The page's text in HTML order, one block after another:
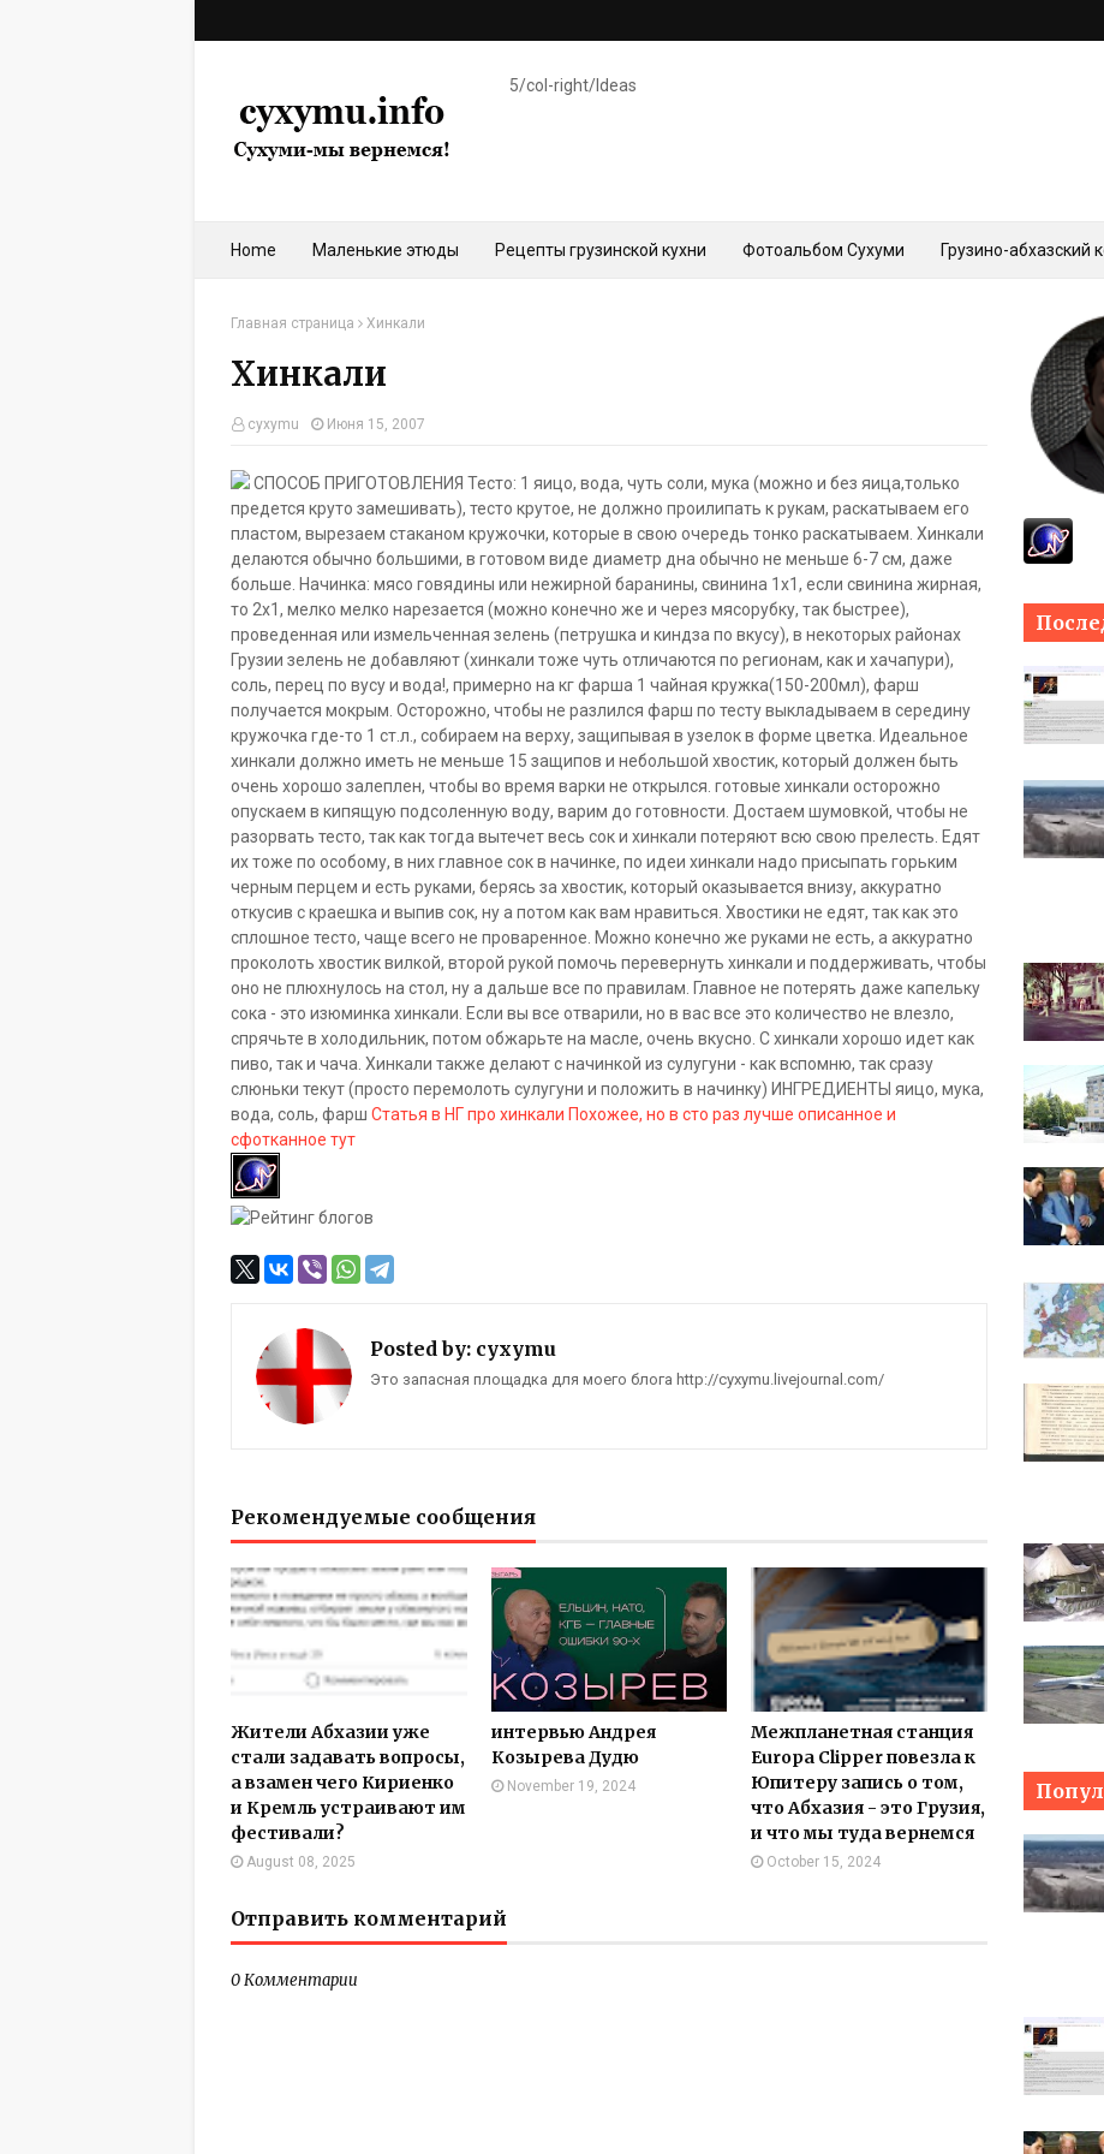
5/col-right/Ideas
Home Маленькие этюды Рецепты грузинской кухни Фотоальбом Сухуми Грузино-абхазский
Главная страница Хинкали
Хинкали
cyxymu Июня 15, 2007
СПОСОБ ПРИГОТОВЛЕНИЯ Тесто: 1 яицо, вода, чуть соли, мука (можно и без яица,только
предется круто замешивать), тесто крутое, не должно проилипать к рукам, раскатываем его
пластом, вырезаем стаканом кружочки, которые в свою очередь тонко раскатываем. Хинкали
делаются обычно большими, в готовом виде диаметр дна обычно не меньше 6-7 см, даже
больше. Начинка: мясо говядины или нежирной баранины, свинина 1х1, если свинина жирная,
то 2х1, мелко мелко нарезается (можно конечно же и через мясорубку, так быстрее),
проведенная или измельченная зелень (петрушка и киндза по вкусу), в некоторых районах
Грузии зелень не добавляют (хинкали тоже чуть отличаются по регионам, как и хачапури),
соль, перец по вусу и вода!, примерно на кг фарша 1 чайная кружка(150-200мл), фарш
получается мокрым. Осторожно, чтобы не разлился фарш по тесту выкладываем в середину
кружочка где-то 1 ст.л., собираем на верху, защипывая в узелок в форме цветка. Идеальное
хинкали должно иметь не меньше 15 защипов и небольшой хвостик, который должен быть
очень хорошо залеплен, чтобы во время варки не открылся. готовые хинкали осторожно
опускаем в кипящую подсоленную воду, варим до готовности. Достаем шумовкой, чтобы не
разорвать тесто, так как тогда вытечет весь сок и хинкали потеряют всю свою прелесть. Едят
их тоже по особому, в них главное сок в начинке, по идеи хинкали надо присыпать горьким
черным перцем и есть руками, берясь за хвостик, который оказывается внизу, аккуратно
откусив с краешка и выпив сок, ну а потом как вам нравиться. Хвостики не едят, так как это
сплошное тесто, чаще всего не проваренное. Можно конечно же руками не есть, а аккуратно
проколоть хвостик вилкой, второй рукой помочь перевернуть хинкали и поддерживать, чтобы
оно не плюхнулось на стол, ну а дальше все по правилам. Главное не потерять даже капельку
сока - это изюминка хинкали. Если вы все отварили, но в вас все это количество не влезло,
спрячьте в холодильник, потом обжарьте на масле, очень вкусно. С хинкали хорошо идет как
пиво, так и чача. Хинкали также делают с начинкой из сулугуни - как вспомню, так сразу
слюньки текут (просто перемолоть сулугуни и положить в начинку) ИНГРЕДИЕНТЫ яицо, мука,
вода, соль, фарш Статья в НГ про хинкали Похожее, но в сто раз лучше описанное и
сфотканное тут
Posted by: cyxymu
Это запасная площадка для моего блога http://cyxymu.livejournal.com/
Рекомендуемые сообщения
Жители Абхазии уже
стали задавать вопросы,
а взамен чего Кириенко
и Кремль устраивают им
фестивали?
August 08, 2025
интервью Андрея
Козырева Дудю
November 19, 2024
Межпланетная станция
Europa Clipper повезла к
Юпитеру запись о том,
что Абхазия - это Грузия,
и что мы туда вернемся
October 15, 2024
Отправить комментарий
0 Комментарии